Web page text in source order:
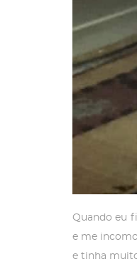
Quando eu
e me
e tinha